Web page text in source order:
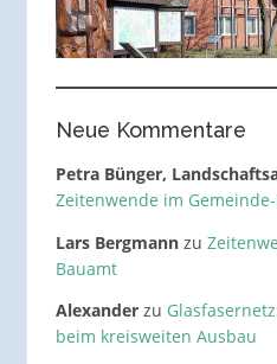
Neue Kommentare
Petra Bünger,
Zeitenwende im
Lars Bergmannzu
Bauamt
Alexanderzu
beim kreisweiten Ausbau